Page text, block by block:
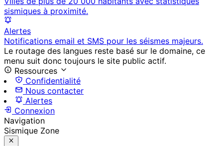
sismiques à proximité.
Alertes
Notifications email et SMS pour les séismes majeurs.
Le routage des langues reste basé sur le domaine, ce
menu suit donc toujours le site public actif.
Ressources
Confidentialité
Nous contacter
Alertes
Connexion
Navigation
Sismique Zone